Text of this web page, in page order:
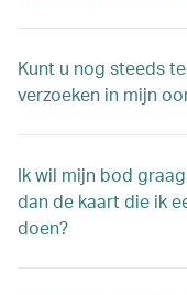
Kunt u nog steeds
verzoeken in mijn
Ik wil mijn bod
dan de kaart die ik
doen?